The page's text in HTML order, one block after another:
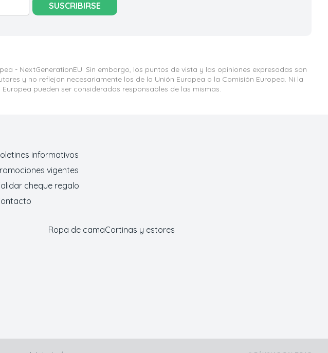
SUSCRIBIRSE
- NextGenerationEU. Sin embargo, los puntos de vista y las opiniones expresadas son
y no reflejan necesariamente los de la Unión Europea o la Comisión Europea. Ni la
pueden ser consideradas responsables de las mismas.
informativos
vigentes
cheque regalo
Ropa de camaCortinas y estores